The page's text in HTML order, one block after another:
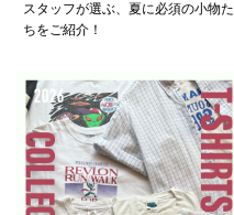
スタッフが選ぶ、夏に必須の小物た
ちをご紹介！